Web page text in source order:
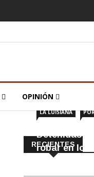
OPINIÓN
RECIENTES
LA LUISIANA
Detenidas
robar en